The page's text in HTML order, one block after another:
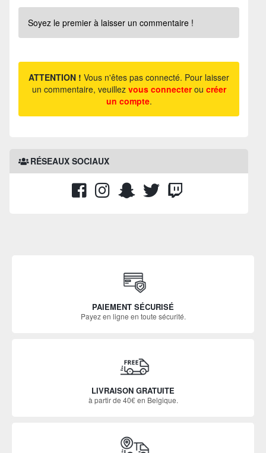
Soyez le premier à laisser un commentaire !
ATTENTION ! Vous n'êtes pas connecté. Pour laisser
un commentaire, veuillez vous connecterou créer
un compte.
RÉSEAUX SOCIAUX
PAIEMENT SÉCURISÉ
Payez en ligne en toute sécurité.
LIVRAISON GRATUITE
à partir de 40€ en Belgique.